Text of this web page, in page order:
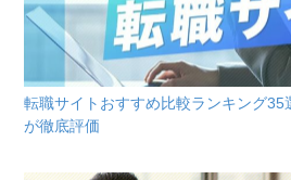
転職サイトおすすめ比較ランキング35
が徹底評価